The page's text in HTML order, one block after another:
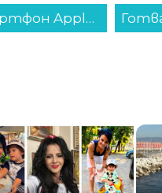
Готварска печка (ток) Finlux FLCM 6000A IX , INOX , Керамични...